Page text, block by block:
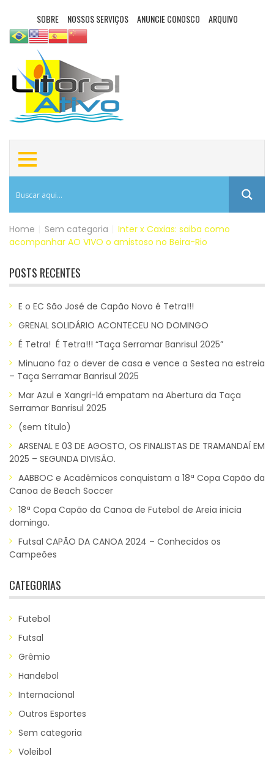
SOBRE NOSSOS SERVIÇOS ANUNCIE CONOSCO ARQUIVO
Home Sem categoria
Inter x Caxias: saiba como
acompanhar AO VIVO o amistoso no Beira-Rio
POSTS RECENTES
E o EC São José de Capão Novo é Tetra!!!
GRENAL SOLIDÁRIO ACONTECEU NO DOMINGO
É Tetra! É Tetra!!! “Taça Serramar Banrisul 2025”
Minuano faz o dever de casa e vence a Sestea na estreia
– Taça Serramar Banrisul 2025
Mar Azul e Xangri-lá empatam na Abertura da Taça
Serramar Banrisul 2025
(sem título)
ARSENAL E 03 DE AGOSTO, OS FINALISTAS DE TRAMANDAÍ EM
2025 – SEGUNDA DIVISÃO.
AABBOC e Acadêmicos conquistam a 18ª Copa Capão da
Canoa de Beach Soccer
18ª Copa Capão da Canoa de Futebol de Areia inicia
domingo.
Futsal CAPÃO DA CANOA 2024 – Conhecidos os
Campeões
CATEGORIAS
Futebol
Futsal
Grêmio
Handebol
Internacional
Outros Esportes
Sem categoria
Voleibol